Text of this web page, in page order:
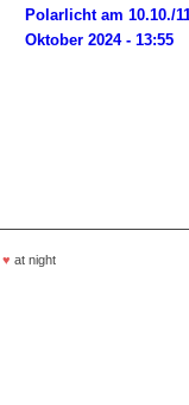
Polarlicht am 10.10./
Oktober 2024 - 13:55
♥ at night